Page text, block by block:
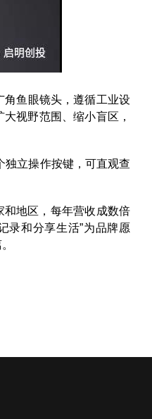
角鱼眼镜头，遵循工业设
视野范围、缩小盲区，
独立操作按键，可直观查
和地区，每年营收成数倍
录和分享生活”为品牌愿